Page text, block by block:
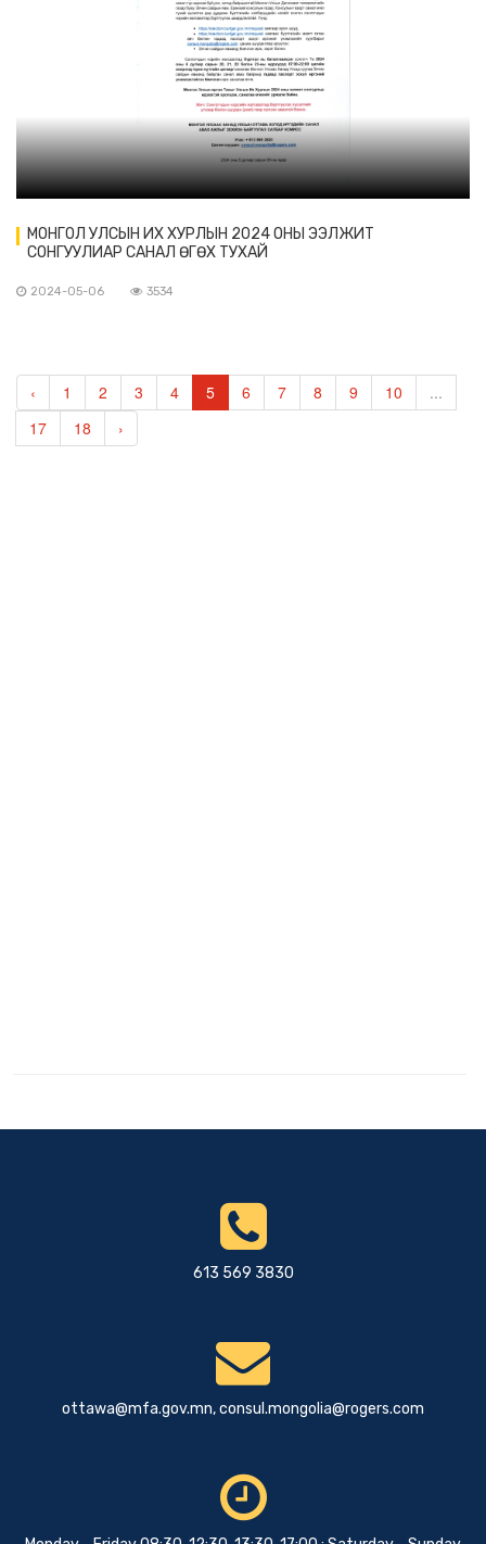
МОНГОЛ УЛСЫН ИХ ХУРЛЫН 2024 ОНЫ ЭЭЛЖИТ
СОНГУУЛИАР САНАЛ ӨГӨХ ТУХАЙ
2024-05-06 3534
‹ 1 2 3 4 5 6 7 8 9 10
...
17
18 ›
613 569 3830
ottawa@mfa.gov.mn,consul.mongolia@rogers.com